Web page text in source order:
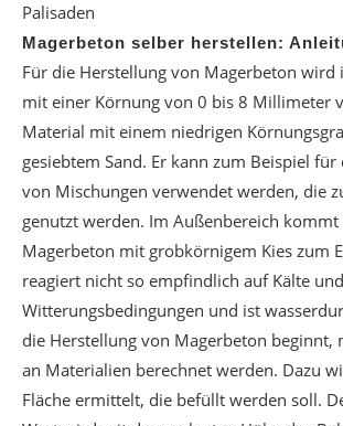
Palisaden
Magerbeton selber herstellen:
Für die Herstellung von Magerbeton wird
mit einer Körnung von 0 bis 8 Millimeter
Material mit einem niedrigen
gesiebtem Sand. Er kann zum Beispiel
von Mischungen verwendet werden, die
genutzt werden. Im Außenbereich
Magerbeton mit grobkörnigem Kies zum
reagiert nicht so empfindlich auf Kälte
Witterungsbedingungen und ist
die Herstellung von Magerbeton beginnt,
an Materialien berechnet werden. Dazu
Fläche ermittelt, die befüllt werden soll.